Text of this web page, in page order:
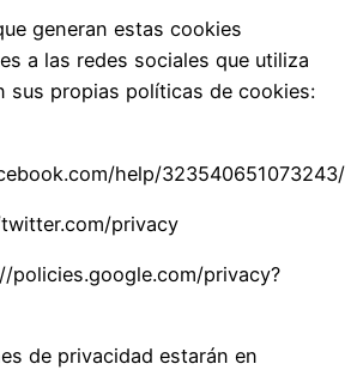
generan estas cookies
a las redes sociales que utiliza
sus propias políticas de cookies:
help/323540651073243/
privacy
policies.google.com/privacy?
de privacidad estarán en